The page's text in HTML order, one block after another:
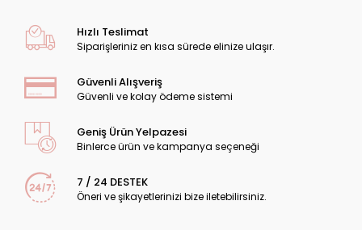
Hızlı Teslimat
Siparişleriniz en kısa sürede elinize ulaşır.
Güvenli Alışveriş
Güvenli ve kolay ödeme sistemi
Geniş Ürün Yelpazesi
Binlerce ürün ve kampanya seçeneği
7 / 24 DESTEK
Öneri ve şikayetlerinizi bize iletebilirsiniz.